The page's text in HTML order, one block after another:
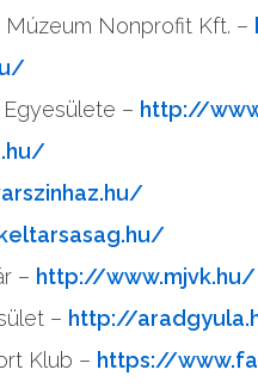
Múzeum Nonprofit Kft. –
– http://
– http://www.mjvk.hu/
– http://
Klub – https://